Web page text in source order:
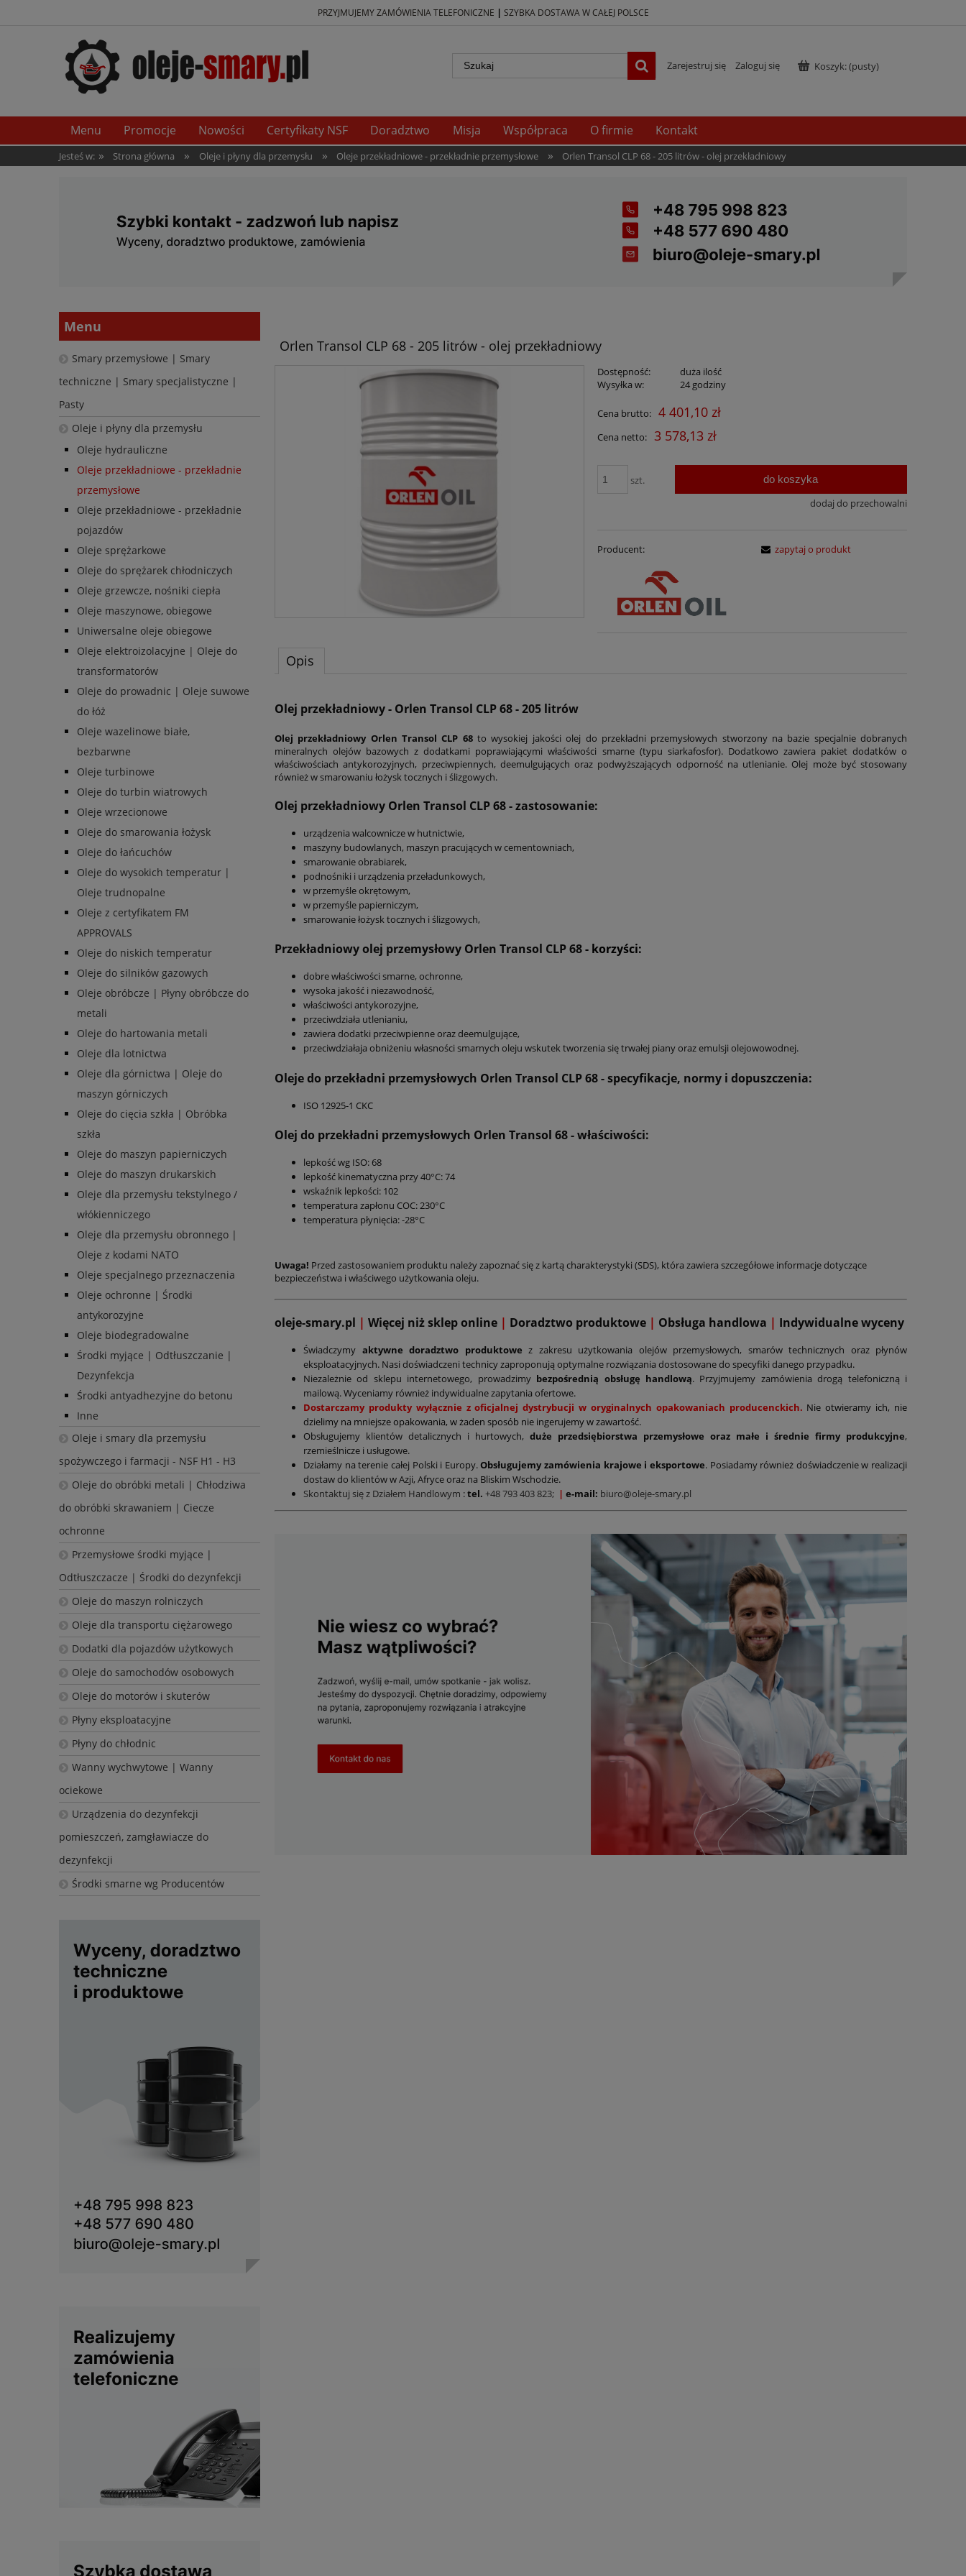
PRZYJMUJEMY ZAMÓWIENIA TELEFONICZNE | SZYBKA DOSTAWA W CAŁEJ POLSCE
Koszyk:(pusty)
Zarejestruj się Zaloguj się
Menu Promocje Nowości Certyfikaty NSF Doradztwo Misja Współpraca O firmie Kontakt
Jesteś w: » Strona główna » Oleje i płyny dla przemysłu » Oleje przekładniowe - przekładnie przemysłowe » Orlen Transol CLP 68 - 205 litrów - olej przekładniowy
Menu
Smary przemysłowe | Smary
techniczne | Smary specjalistyczne |
Pasty
Oleje i płyny dla przemysłu
Oleje hydrauliczne
Oleje przekładniowe - przekładnie
przemysłowe
Oleje przekładniowe - przekładnie
pojazdów
Oleje sprężarkowe
Oleje do sprężarek chłodniczych
Oleje grzewcze, nośniki ciepła
Oleje maszynowe, obiegowe
Uniwersalne oleje obiegowe
Oleje elektroizolacyjne | Oleje do
transformatorów
Oleje do prowadnic | Oleje suwowe
do łóż
Oleje wazelinowe białe,
bezbarwne
Oleje turbinowe
Oleje do turbin wiatrowych
Oleje wrzecionowe
Oleje do smarowania łożysk
Oleje do łańcuchów
Oleje do wysokich temperatur |
Oleje trudnopalne
Oleje z certyfikatem FM
APPROVALS
Oleje do niskich temperatur
Oleje do silników gazowych
Oleje obróbcze | Płyny obróbcze do
metali
Oleje do hartowania metali
Oleje dla lotnictwa
Oleje dla górnictwa | Oleje do
maszyn górniczych
Oleje do cięcia szkła | Obróbka
szkła
Oleje do maszyn papierniczych
Oleje do maszyn drukarskich
Oleje dla przemysłu tekstylnego /
włókienniczego
Oleje dla przemysłu obronnego |
Oleje z kodami NATO
Oleje specjalnego przeznaczenia
Oleje ochronne | Środki
antykorozyjne
Oleje biodegradowalne
Środki myjące | Odtłuszczanie |
Dezynfekcja
Środki antyadhezyjne do betonu
Inne
Oleje i smary dla przemysłu
spożywczego i farmacji - NSF H1 - H3
Oleje do obróbki metali | Chłodziwa
do obróbki skrawaniem | Ciecze
ochronne
Przemysłowe środki myjące |
Odtłuszczacze | Środki do dezynfekcji
Oleje do maszyn rolniczych
Oleje dla transportu ciężarowego
Dodatki dla pojazdów użytkowych
Oleje do samochodów osobowych
Oleje do motorów i skuterów
Płyny eksploatacyjne
Płyny do chłodnic
Wanny wychwytowe | Wanny
ociekowe
Urządzenia do dezynfekcji
pomieszczeń, zamgławiacze do
dezynfekcji
Środki smarne wg Producentów
Orlen Transol CLP 68 - 205 litrów - olej przekładniowy
Dostępność:
duża ilość
Wysyłka w:
24 godziny
Cena brutto: 4 401,10 zł
Cena netto: 3 578,13 zł
szt. do koszyka
dodaj do przechowalni
Producent: zapytaj o produkt
Opis
Olej przekładniowy - Orlen Transol CLP 68 - 205 litrów
Olej przekładniowy Orlen Transol CLP 68to wysokiej jakości olej do przekładni przemysłowych stworzony na bazie specjalnie dobranych
mineralnych olejów bazowych z dodatkami poprawiającymi właściwości smarne (typu siarkafosfor). Dodatkowo zawiera pakiet dodatków o
właściwościach antykorozyjnych, przeciwpiennych, deemulgujących oraz podwyższających odporność na utlenianie. Olej może być stosowany
również w smarowaniu łożysk tocznych i ślizgowych.
Olej przekładniowy Orlen Transol CLP 68- zastosowanie:
urządzenia walcownicze w hutnictwie,
maszyny budowlanych, maszyn pracujących w cementowniach,
smarowanie obrabiarek,
podnośniki i urządzenia przeładunkowych,
w przemyśle okrętowym,
w przemyśle papierniczym,
smarowanie łożysk tocznych i ślizgowych,
Przekładniowy olej przemysłowy Orlen Transol CLP 68- korzyści:
dobre właściwości smarne, ochronne,
wysoka jakość i niezawodność,
właściwości antykorozyjne,
przeciwdziała utlenianiu,
zawiera dodatki przeciwpienne oraz deemulgujące,
przeciwdziałaja obniżeniu własności smarnych oleju wskutek tworzenia się trwałej piany oraz emulsji olejowowodnej.
Oleje do przekładni przemysłowych Orlen Transol CLP 68- specyfikacje, normy i dopuszczenia:
ISO 12925-1 CKC
Olej do przekładni przemysłowych Orlen Transol 68- właściwości:
lepkość wg ISO: 68
lepkość kinematyczna przy 40°C: 74
wskaźnik lepkości: 102
temperatura zapłonu COC: 230°C
temperatura płynięcia: -28°C
Uwaga! Przed zastosowaniem produktu należy zapoznać się z kartą charakterystyki (SDS), która zawiera szczegółowe informacje dotyczące
bezpieczeństwa i właściwego użytkowania oleju.
oleje-smary.pl | Więcej niż sklep online | Doradztwo produktowe | Obsługa handlowa | Indywidualne wyceny
Świadczymy aktywne doradztwo produktowe z zakresu użytkowania olejów przemysłowych, smarów technicznych oraz płynów
eksploatacyjnych. Nasi doświadczeni technicy zaproponują optymalne rozwiązania dostosowane do specyfiki danego przypadku.
Niezależnie od sklepu internetowego, prowadzimy bezpośrednią obsługę handlową. Przyjmujemy zamówienia drogą telefoniczną i
mailową. Wyceniamy również indywidualne zapytania ofertowe.
Dostarczamy produkty wyłącznie z oficjalnej dystrybucji w oryginalnych opakowaniach producenckich. Nie otwieramy ich, nie
dzielimy na mniejsze opakowania, w żaden sposób nie ingerujemy w zawartość.
Obsługujemy klientów detalicznych i hurtowych, duże przedsiębiorstwa przemysłowe oraz małe i średnie firmy produkcyjne,
rzemieślnicze i usługowe.
Działamy na terenie całej Polski i Europy.Obsługujemy zamówienia krajowe i eksportowe. Posiadamy również doświadczenie w realizacji
dostaw do klientów w Azji, Afryce oraz na Bliskim Wschodzie.
Skontaktuj się z Działem Handlowym :tel. +48 793 403 823; | e-mail: biuro@oleje-smary.pl